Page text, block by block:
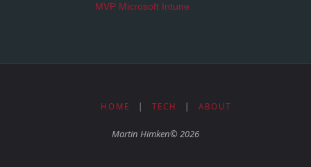
MVP Microsoft Intune
HOME TECH ABOUT
Martin Himken© 2026